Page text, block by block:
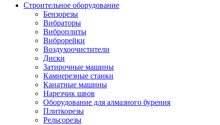
Строительное оборудование
Бензорезы
Вибраторы
Виброплиты
Виброрейки
Воздухоочистители
Диски
Затирочные машины
Камнерезные станки
Канатные машины
Нарезчик швов
Оборудование для алмазного бурения
Плиткорезы
Рельсорезы